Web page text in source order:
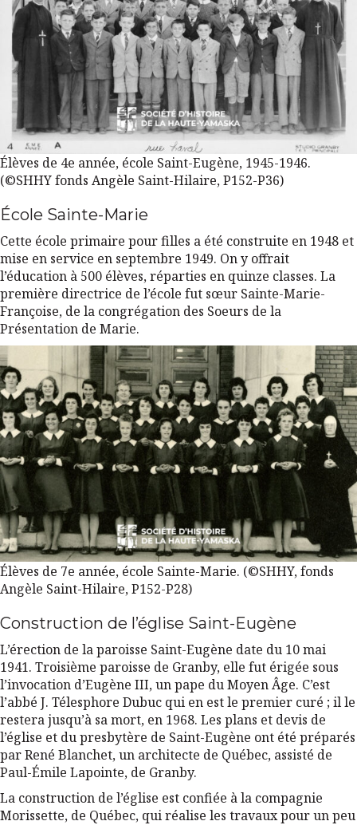
Élèves de 4e année, école Saint-Eugène, 1945-1946.
(©SHHY fonds Angèle Saint-Hilaire, P152-P36)
École Sainte-Marie
Cette école primaire pour filles a été construite en 1948 et
mise en service en septembre 1949. On y offrait
l’éducation à 500 élèves, réparties en quinze classes. La
première directrice de l’école fut sœur Sainte-Marie-
Françoise, de la congrégation des Soeurs de la
Présentation de Marie.
Élèves de 7e année, école Sainte-Marie. (©SHHY, fonds
Angèle Saint-Hilaire, P152-P28)
Construction de l’église Saint-Eugène
L’érection de la paroisse Saint-Eugène date du 10 mai
1941. Troisième paroisse de Granby, elle fut érigée sous
l’invocation d’Eugène III, un pape du Moyen Âge. C’est
l’abbé J. Télesphore Dubuc qui en est le premier curé ; il le
restera jusqu’à sa mort, en 1968. Les plans et devis de
l’église et du presbytère de Saint-Eugène ont été préparés
par René Blanchet, un architecte de Québec, assisté de
Paul-Émile Lapointe, de Granby.
La construction de l’église est confiée à la compagnie
Morissette, de Québec, qui réalise les travaux pour un peu